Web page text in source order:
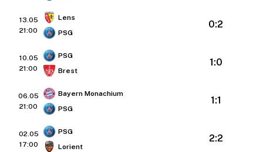
13.05
21:00
Lens
PSG
0:2
10.05
21:00
PSG
Brest
1:0
06.05
21:00
Bayern Monachium
PSG
1:1
02.05
17:00
PSG
Lorient
2:2